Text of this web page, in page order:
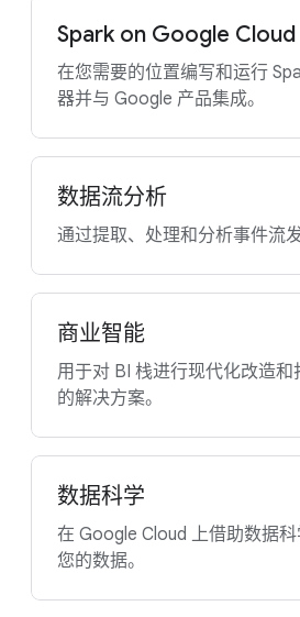
Spark on Google Cloud
在您需要的位置编写和运行
器并与 Google 产品集成。
数据流分析
通过提取、处理和分析事件流
商业智能
用于对 BI 栈进行现代化改造
的解决方案。
数据科学
在 Google Cloud 上借助数据
您的数据。